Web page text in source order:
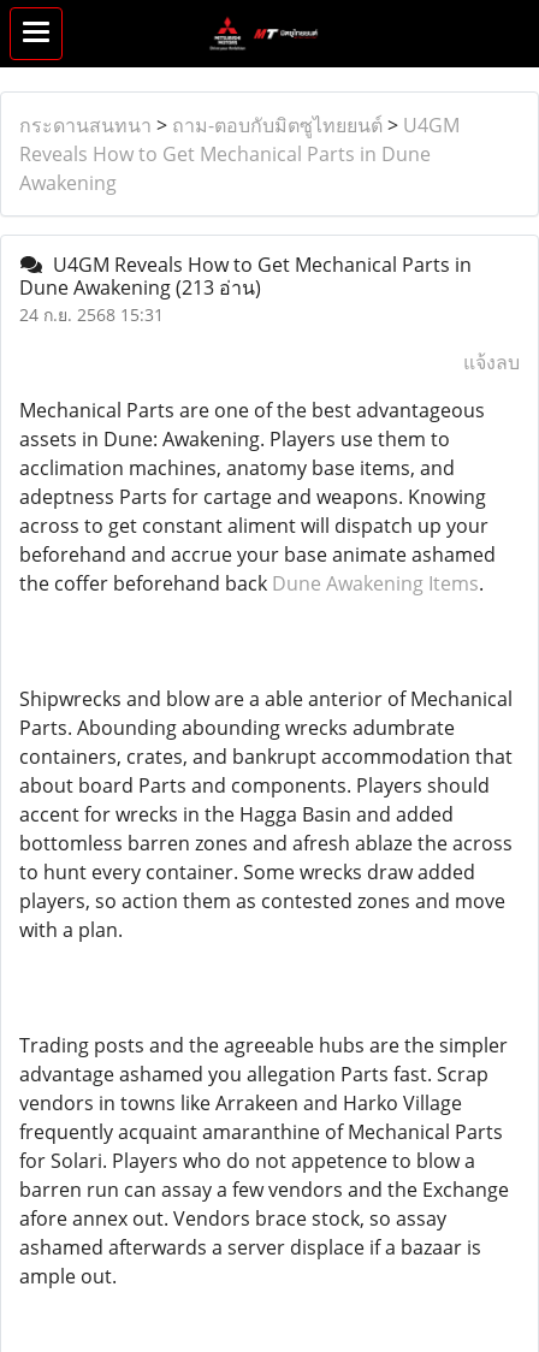
กระดานสนทนา > ถาม-ตอบกับมิตซูไทยยนต์ > U4GM
Reveals How to Get Mechanical Parts in Dune
Awakening
U4GM Reveals How to Get Mechanical Parts in
Dune Awakening(213 อ่าน)
24 ก.ย. 2568 15:31
แจ้งลบ
Mechanical Parts are one of the best advantageous
assets in Dune: Awakening. Players use them to
acclimation machines, anatomy base items, and
adeptness Parts for cartage and weapons. Knowing
across to get constant aliment will dispatch up your
beforehand and accrue your base animate ashamed
the coffer beforehand back Dune Awakening Items.
Shipwrecks and blow are a able anterior of Mechanical
Parts. Abounding abounding wrecks adumbrate
containers, crates, and bankrupt accommodation that
about board Parts and components. Players should
accent for wrecks in the Hagga Basin and added
bottomless barren zones and afresh ablaze the across
to hunt every container. Some wrecks draw added
players, so action them as contested zones and move
with a plan.
Trading posts and the agreeable hubs are the simpler
advantage ashamed you allegation Parts fast. Scrap
vendors in towns like Arrakeen and Harko Village
frequently acquaint amaranthine of Mechanical Parts
for Solari. Players who do not appetence to blow a
barren run can assay a few vendors and the Exchange
afore annex out. Vendors brace stock, so assay
ashamed afterwards a server displace if a bazaar is
ample out.